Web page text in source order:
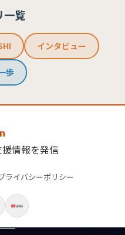
一覧
インタビュー
歩
情報を発信
ライバシーポリシー